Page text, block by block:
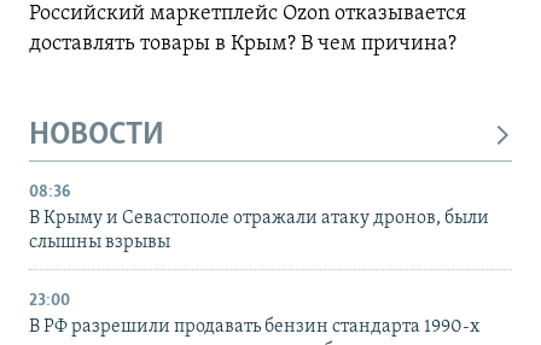
Российский маркетплейс Ozon отказывается
доставлять товары в Крым? В чем причина?
НОВОСТИ
08:36
В Крыму и Севастополе отражали атаку дронов, были
слышны взрывы
23:00
В РФ разрешили продавать бензин стандарта 1990-х